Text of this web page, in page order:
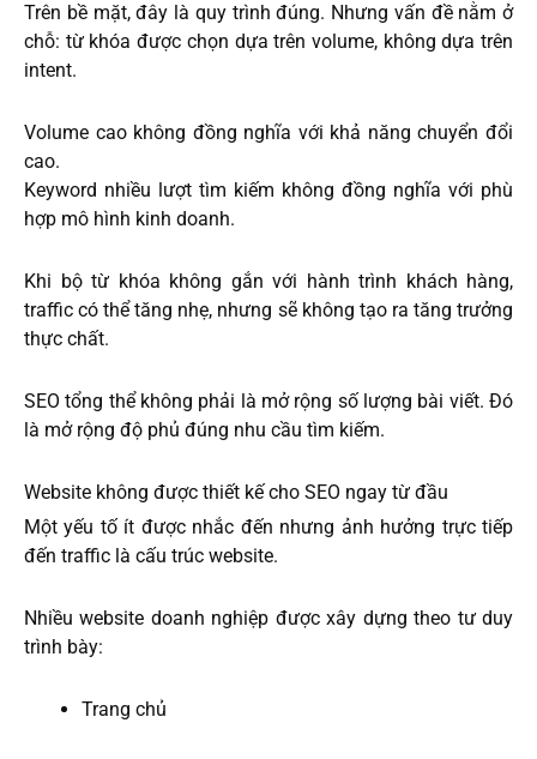
Trên bề mặt, đây là quy trình đúng. Nhưng vấn đề nằm ở
chỗ: từ khóa được chọn dựa trên volume, không dựa trên
intent.
Volume cao không đồng nghĩa với khả năng chuyển đổi
cao.
Keyword nhiều lượt tìm kiếm không đồng nghĩa với phù
hợp mô hình kinh doanh.
Khi bộ từ khóa không gắn với hành trình khách hàng,
traffic có thể tăng nhẹ, nhưng sẽ không tạo ra tăng trưởng
thực chất.
SEO tổng thể không phải là mở rộng số lượng bài viết. Đó
là mở rộng độ phủ đúng nhu cầu tìm kiếm.
Website không được thiết kế cho SEO ngay từ đầu
Một yếu tố ít được nhắc đến nhưng ảnh hưởng trực tiếp
đến traffic là cấu trúc website.
Nhiều website doanh nghiệp được xây dựng theo tư duy
trình bày:
Trang chủ